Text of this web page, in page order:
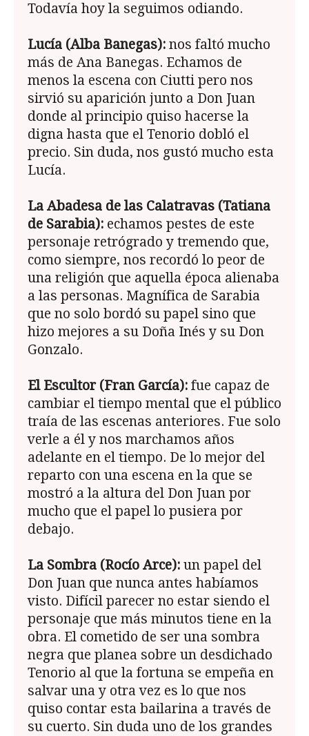
Todavía hoy la seguimos odiando.
Lucía (Alba Banegas): nos faltó mucho
más de Ana Banegas. Echamos de
menos la escena con Ciutti pero nos
sirvió su aparición junto a Don Juan
donde al principio quiso hacerse la
digna hasta que el Tenorio dobló el
precio. Sin duda, nos gustó mucho esta
Lucía.
La Abadesa de las Calatravas (Tatiana
de Sarabia): echamos pestes de este
personaje retrógrado y tremendo que,
como siempre, nos recordó lo peor de
una religión que aquella época alienaba
a las personas. Magnífica de Sarabia
que no solo bordó su papel sino que
hizo mejores a su Doña Inés y su Don
Gonzalo.
El Escultor (Fran García): fue capaz de
cambiar el tiempo mental que el público
traía de las escenas anteriores. Fue solo
verle a él y nos marchamos años
adelante en el tiempo. De lo mejor del
reparto con una escena en la que se
mostró a la altura del Don Juan por
mucho que el papel lo pusiera por
debajo.
La Sombra (Rocío Arce): un papel del
Don Juan que nunca antes habíamos
visto. Difícil parecer no estar siendo el
personaje que más minutos tiene en la
obra. El cometido de ser una sombra
negra que planea sobre un desdichado
Tenorio al que la fortuna se empeña en
salvar una y otra vez es lo que nos
quiso contar esta bailarina a través de
su cuerto. Sin duda uno de los grandes